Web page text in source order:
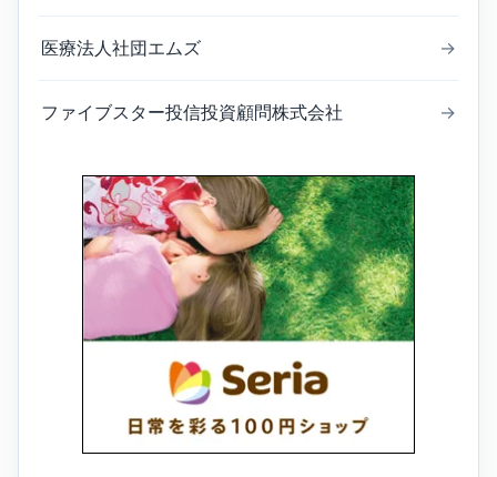
医療法人社団エムズ →
ファイブスター投信投資顧問株式会社 →